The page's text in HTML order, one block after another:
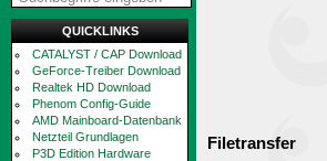
QUICKLINKS
CATALYST / CAP Download
GeForce-Treiber Download
Realtek HD Download
Phenom Config-Guide
AMD Mainboard-Datenbank
Netzteil Grundlagen
P3D Edition Hardware
Filetransfer